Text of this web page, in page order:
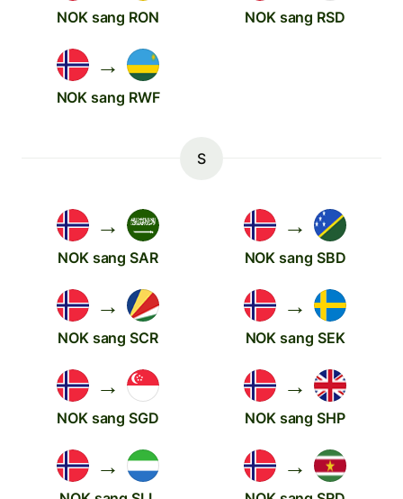
NOK sang RON NOK sang RSD
→
NOK sang RWF
S
→
NOK sang SAR
→
NOK sang SBD
→
NOK sang SCR
→
NOK sang SEK
→
NOK sang SGD
→
NOK sang SHP
→ →